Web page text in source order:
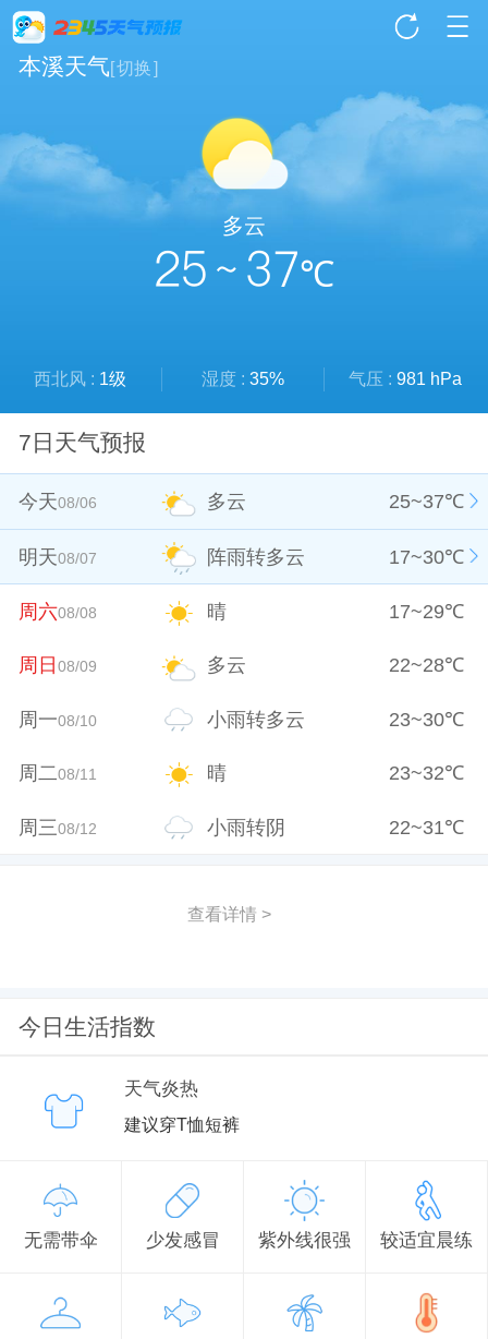
本溪天气[切换]
多云
25 ~ 37℃
西北风 : 1级 湿度 : 35% 气压 : 981 hPa
7日天气预报
今天08/06 多云 25~37℃
明天08/07 阵雨转多云 17~30℃
周六08/08 晴 17~29℃
周日08/09 多云 22~28℃
周一08/10 小雨转多云 23~30℃
周二08/11 晴 23~32℃
周三08/12 小雨转阴 22~31℃
查看详情 >
今日生活指数
天气炎热
建议穿T恤短裤
无需带伞 少发感冒 紫外线很强 较适宜晨练